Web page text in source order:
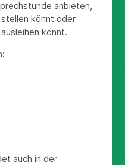
anbieten,
könnt oder
könnt.
auch in der